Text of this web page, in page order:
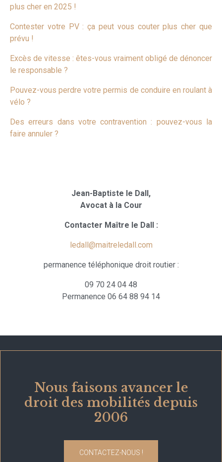
plus cher en 2025 !
Contester votre PV : ça peut vous couter plus cher que
prévu !
Excès de vitesse : êtes-vous vraiment obligé de dénoncer
le responsable ?
Pouvez-vous perdre votre permis de conduire en roulant à
vélo ?
Des erreurs dans votre contravention : pouvez-vous la
faire annuler ?
Jean-Baptiste le Dall,
Avocat à la Cour
Contacter Maître le Dall :
ledall@maitreledall.com
permanence téléphonique droit routier :
09 70 24 04 48
Permanence 06 64 88 94 14
Nous faisons avancer le
droit des mobilités depuis
2006
CONTACTEZ-NOUS !